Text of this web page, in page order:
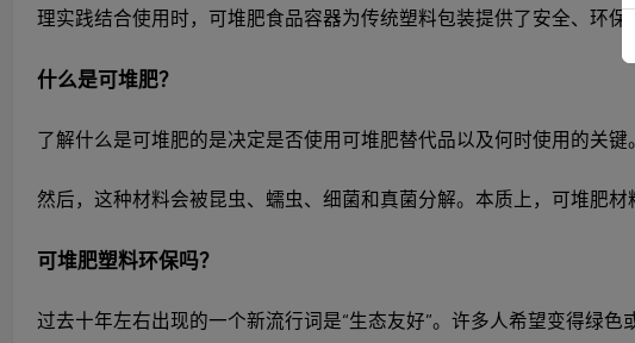
理实践结合使用时，可堆肥食品容器为传统塑料包装提供了安全、环
什么是可堆肥？
了解什么是可堆肥的是决定是否使用可堆肥替代品以及何时使用的关
然后，这种材料会被昆虫、蠕虫、细菌和真菌分解。本质上，可堆肥
可堆肥塑料环保吗？
过去十年左右出现的一个新流行词是“生态友好”。许多人希望变得绿